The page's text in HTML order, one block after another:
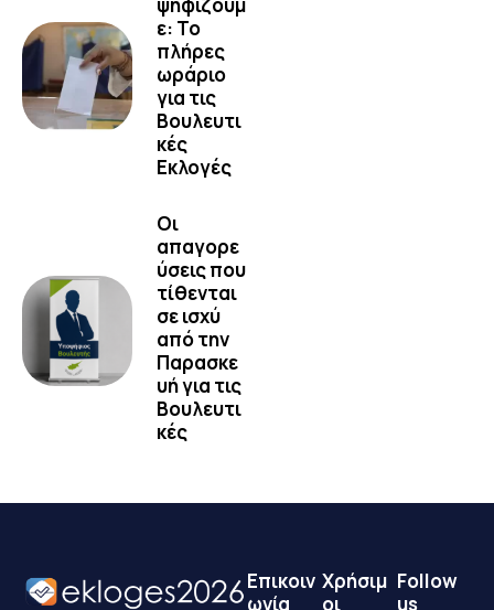
ε: Το
πλήρες
ωράριο
για τις
Βουλευτι
κές
Εκλογές
Οι
απαγορε
ύσεις που
τίθενται
σε ισχύ
από την
Παρασκε
υή για τις
Βουλευτι
κές
Επικοιν
ωνία
Χρήσιμ
οι
Follow
us